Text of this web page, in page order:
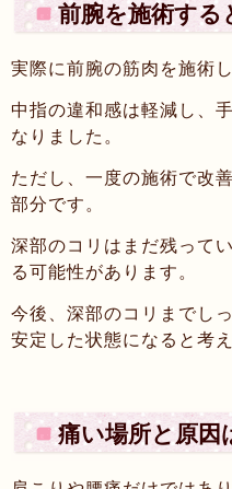
前腕を施術す
実際に前腕の筋肉を施術
中指の違和感は軽減し、
なりました。
ただし、一度の施術で改
部分です。
深部のコリはまだ残って
る可能性があります。
今後、深部のコリまでし
安定した状態になると考
痛い場所と原因